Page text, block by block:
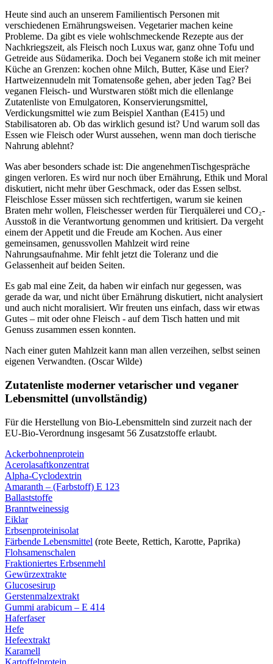
Heute sind auch an unserem Familientisch Personen mit
verschiedenen Ernährungsweisen. Vegetarier machen keine
Probleme. Da gibt es viele wohlschmeckende Rezepte aus der
Nachkriegszeit, als Fleisch noch Luxus war, ganz ohne Tofu und
Getreide aus Südamerika. Doch bei Veganern stoße ich mit meiner
Küche an Grenzen: kochen ohne Milch, Butter, Käse und Eier?
Hartweizennudeln mit Tomatensoße gehen, aber jeden Tag? Bei
veganen Fleisch- und Wurstwaren stößt mich die ellenlange
Zutatenliste von Emulgatoren, Konservierungsmittel,
Verdickungsmittel wie zum Beispiel Xanthan (E415) und
Stabilisatoren ab. Ob das wirklich gesund ist? Und warum soll das
Essen wie Fleisch oder Wurst aussehen, wenn man doch tierische
Nahrung ablehnt?
Was aber besonders schade ist: Die angenehmenTischgespräche
gingen verloren. Es wird nur noch über Ernährung, Ethik und Moral
diskutiert, nicht mehr über Geschmack, oder das Essen selbst.
Fleischlose Esser müssen sich rechtfertigen, warum sie keinen
Braten mehr wollen, Fleischesser werden für Tierquälerei und CO₂-
Ausstoß in die Verantwortung genommen und kritisiert. Da vergeht
einem der Appetit und die Freude am Kochen. Aus einer
gemeinsamen, genussvollen Mahlzeit wird reine
Nahrungsaufnahme. Mir fehlt jetzt die Toleranz und die
Gelassenheit auf beiden Seiten.
Es gab mal eine Zeit, da haben wir einfach nur gegessen, was
gerade da war, und nicht über Ernährung diskutiert, nicht analysiert
und auch nicht moralisiert. Wir freuten uns einfach, dass wir etwas
Gutes – mit oder ohne Fleisch - auf dem Tisch hatten und mit
Genuss zusammen essen konnten.
Nach einer guten Mahlzeit kann man allen verzeihen, selbst seinen
eigenen Verwandten. (Oscar Wilde)
Zutatenliste moderner vetarischer und veganer
Lebensmittel (unvollständig)
Für die Herstellung von Bio-Lebensmitteln sind zurzeit nach der
EU-Bio-Verordnung insgesamt 56 Zusatzstoffe erlaubt.
Ackerbohnenprotein
Acerolasaftkonzentrat
Alpha-Cyclodextrin
Amaranth – (Farbstoff) E 123
Ballaststoffe
Branntweinessig
Eiklar
Erbsenproteinisolat
Färbende Lebensmittel (rote Beete, Rettich, Karotte, Paprika)
Flohsamenschalen
Fraktioniertes Erbsenmehl
Gewürzextrakte
Glucosesirup
Gerstenmalzextrakt
Gummi arabicum – E 414
Haferfaser
Hefe
Hefeextrakt
Karamell
Kartoffelprotein